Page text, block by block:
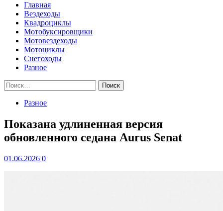
Главная
Вездеходы
Квадроциклы
Мотобуксировщики
Мотовездеходы
Мотоциклы
Снегоходы
Разное
Найти:
Разное
Показана удлиненная версия
обновленного седана Aurus Senat
01.06.2026 0